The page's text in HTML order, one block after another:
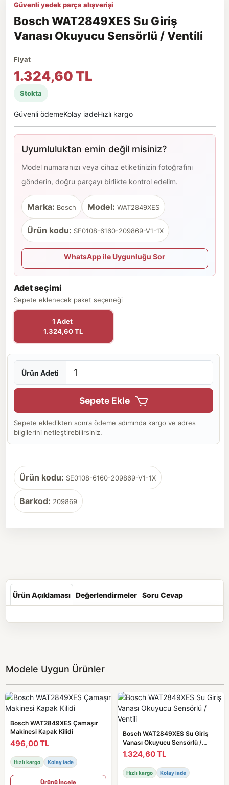
Güvenli yedek parça alışverişi
Bosch WAT2849XES Su Giriş
Vanası Okuyucu Sensörlü / Ventili
Fiyat
1.324,60 TL
Stokta
Güvenli ödemeKolay iadeHızlı kargo
Uyumluluktan emin değil misiniz?
Model numaranızı veya cihaz etiketinizin fotoğrafını
gönderin, doğru parçayı birlikte kontrol edelim.
Marka: Bosch Model: WAT2849XES
Ürün kodu: SE0108-6160-209869-V1-1X
WhatsApp ile Uygunluğu Sor
Adet seçimi
Sepete eklenecek paket seçeneği
1 Adet
1.324,60 TL
Ürün Adeti
Sepete Ekle
Sepete ekledikten sonra ödeme adımında kargo ve adres
bilgilerini netleştirebilirsiniz.
Ürün kodu: SE0108-6160-209869-V1-1X
Barkod: 209869
Ürün Açıklaması Değerlendirmeler Soru Cevap
Modele Uygun Ürünler
Bosch WAT2849XES Çamaşır
Makinesi Kapak Kilidi
496,00 TL
Hızlı kargo Kolay iade
Ürünü İncele
Bosch WAT2849XES Su Giriş
Vanası Okuyucu Sensörlü /
Ventili
1.324,60 TL
Hızlı kargo Kolay iade